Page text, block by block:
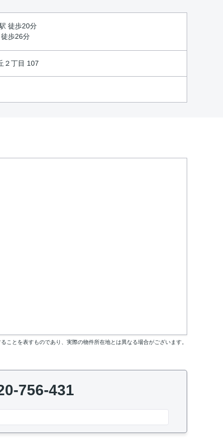
徒歩20分
徒歩26分
２丁目 107
ことを表すものであり、実際の物件所在地とは異なる場合がございます。
756-431